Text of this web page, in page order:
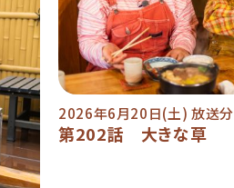
2026年6月20日(土) 放送分
第202話 大きな草